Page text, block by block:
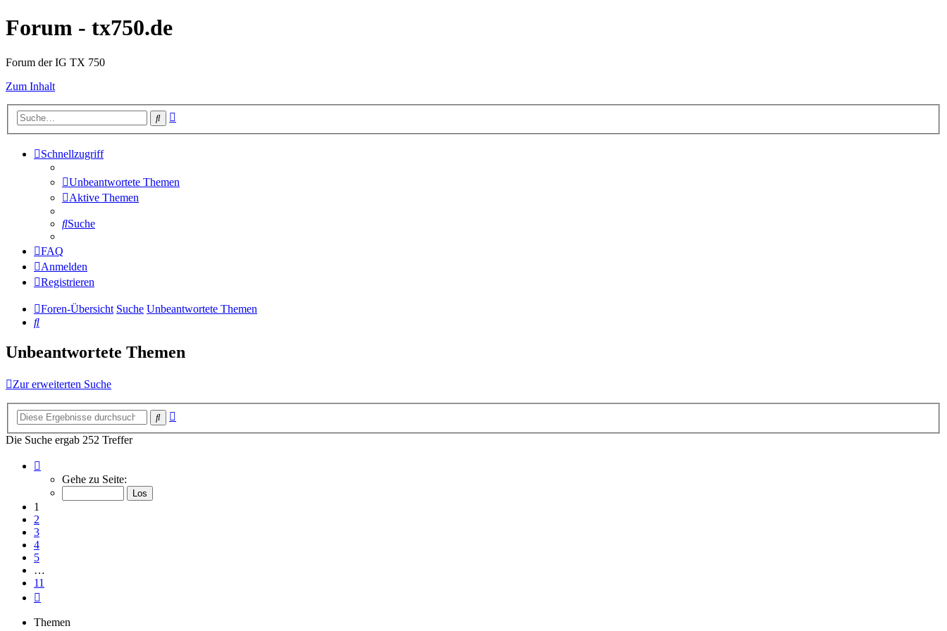
Forum - tx750.de
Forum der IG TX 750
Zum Inhalt
Suche
Schnellzugriff
Unbeantwortete Themen
Aktive Themen
Suche
FAQ
Anmelden
Registrieren
Foren-Übersicht Suche Unbeantwortete Themen
Suche
Unbeantwortete Themen
Zur erweiterten Suche
Suche
Die Suche ergab 252 Treffer
von
Gehe zu Seite:
1
2
3
4
5
…
11
Themen